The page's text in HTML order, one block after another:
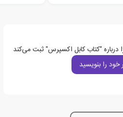
درباره "کتاب کابل اکسپرس" ثبت می‌کند
خود را بنویسید